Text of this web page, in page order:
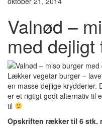
Valnød –
med dejligt
Lækker vegetar burger –
en masse dejlige krydderier.
er et rigtigt godt alternativ til
til
Opskriften rækker til 6 stk.